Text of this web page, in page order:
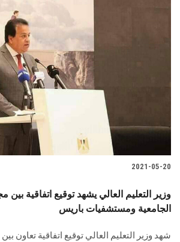
2021-05-20
وزير التعليم العالي يشهد توقيع اتفاقية
الجامعية ومستشفيات باريس
شهد وزير التعليم العالي توقيع اتفاقية تعاون